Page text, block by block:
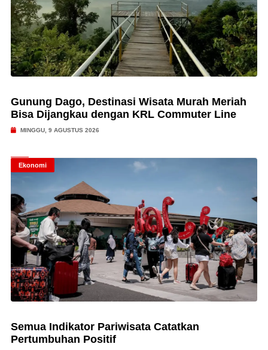
Gunung Dago, Destinasi Wisata Murah Meriah
Bisa Dijangkau dengan KRL Commuter Line
MINGGU, 9 AGUSTUS 2026
Ekonomi
Semua Indikator Pariwisata Catatkan
Pertumbuhan Positif